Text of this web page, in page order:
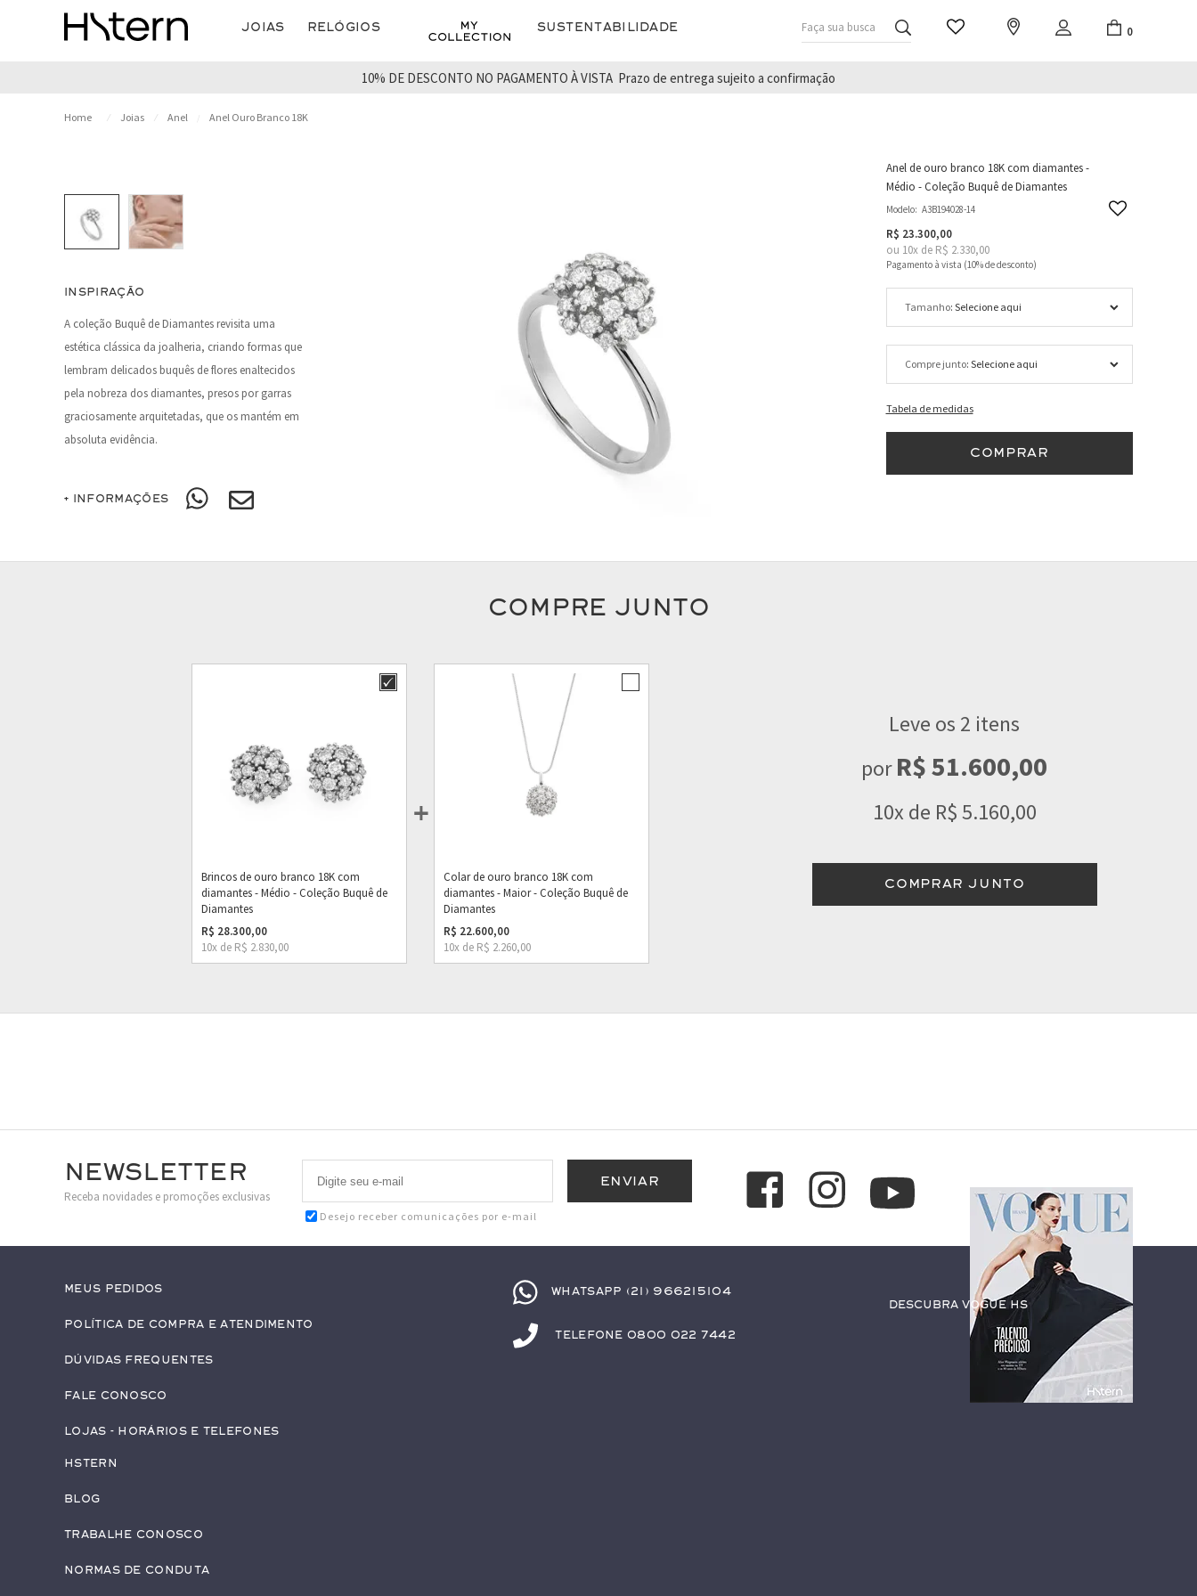
Joias Relógios Sustentabilidade Faça sua busca 0
10% DE DESCONTO NO PAGAMENTO À VISTA Prazo de entrega sujeito a confirmação
Joias Anel Anel Ouro Branco 18K
Anel de ouro branco 18K com diamantes -
Médio - Coleção Buquê de Diamantes
Modelo: A3B194028-14
R$ 23.300,00
ou 10xde R$ 2.330,00
Tamanho
Compre junto
Tabela de medidas
COMPRAR
INSPIRAÇÃO
A coleção Buquê de Diamantes revisita uma
estética clássica da joalheria, criando formas que
lembram delicados buquês de flores enaltecidos
pela nobreza dos diamantes, presos por garras
graciosamente arquitetadas, que os mantém em
absoluta evidência.
+ INFORMAÇÕES
COMPRE JUNTO
Brincos de ouro branco 18K com
diamantes - Médio - Coleção Buquê de
Diamantes
R$ 28.300,00
10x de R$ 2.830,00
Colar de ouro branco 18K com
diamantes - Maior - Coleção Buquê de
Diamantes
R$ 22.600,00
10x de R$ 2.260,00
Leve os 2 itens
porR$ 51.600,00
10x de R$ 5.160,00
COMPRAR JUNTO
Newsletter
Receba novidades e promoções exclusivas
Desejo receber comunicações por e-mail
Meus pedidos
Política de Compra e Atendimento
Dúvidas Frequentes
Fale conosco
Lojas - Horários e Telefones
HStern
Blog
Trabalhe conosco
Normas de Conduta
Whatsapp (21) 966215104
Telefone 0800 022 7442
Descubra Vogue HS